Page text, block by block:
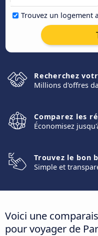
Trouvez un logement
Recherchez
Millions d'offres
Comparez les
Économisez
Trouvez le bon
Simple et
Voici une
pour voyager de